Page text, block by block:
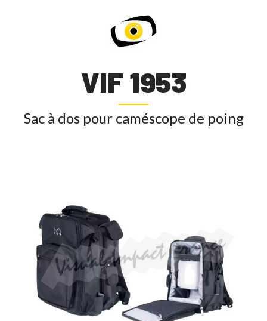
VIF 1953
Sac à dos pour caméscope de poing